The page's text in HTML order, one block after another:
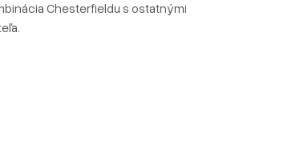
Chesterfieldu s ostatnými